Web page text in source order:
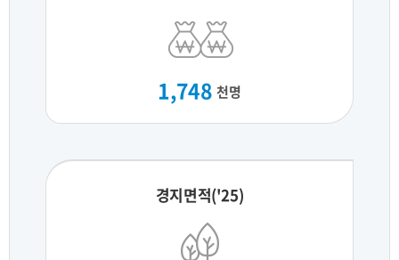
1,748 천명
경지면적('25)